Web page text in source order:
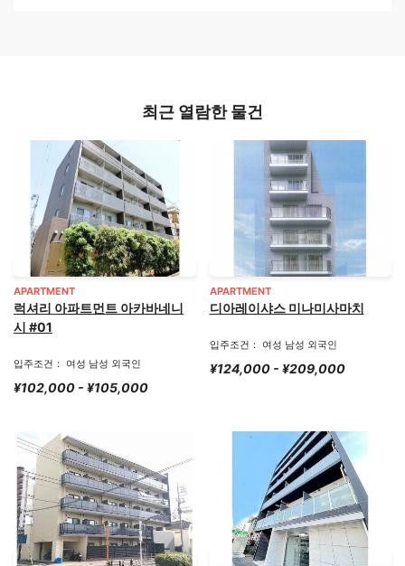
최근 열람한 물건
APARTMENT
럭셔리 아파트먼트 아카바네니
시 #01
입주조건： 여성 남성 외국인
¥102,000 - ¥105,000
APARTMENT
디아레이샤스 미나미사마치
입주조건： 여성 남성 외국인
¥124,000 - ¥209,000